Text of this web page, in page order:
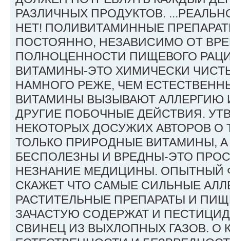
РАЗЛИЧНЫХ ПРОДУКТОВ.
НЕТ! ПОЛИВИТАМИННЫЕ
ПОСТОЯННО, НЕЗАВИСИМО ОТ
ПОЛНОЦЕННОСТИ ПИЩЕВОГО
ВИТАМИНЫ-ЭТО ХИМИЧЕСКИ
НАМНОГО РЕЖЕ, ЧЕМ
ВИТАМИНЫ ВЫЗЫВАЮТ АЛЛЕРГИЮ
ДРУГИЕ ПОБОЧНЫЕ ДЕЙСТВИЯ.
НЕКОТОРЫХ ДОСУЖИХ АВТОРОВ О
ТОЛЬКО ПРИРОДНЫЕ ВИТАМИНЫ,
БЕСПОЛЕЗНЫ И ВРЕДНЫ-ЭТО
НЕЗНАНИЕ МЕДИЦИНЫ. ОПЫТНЫЙ
СКАЖЕТ ЧТО САМЫЕ СИЛЬНЫЕ
РАСТИТЕЛЬНЫЕ ПРЕПАРАТЫ И
ЗАЧАСТУЮ СОДЕРЖАТ И
СВИНЕЦ ИЗ ВЫХЛОПНЫХ ГАЗОВ. О